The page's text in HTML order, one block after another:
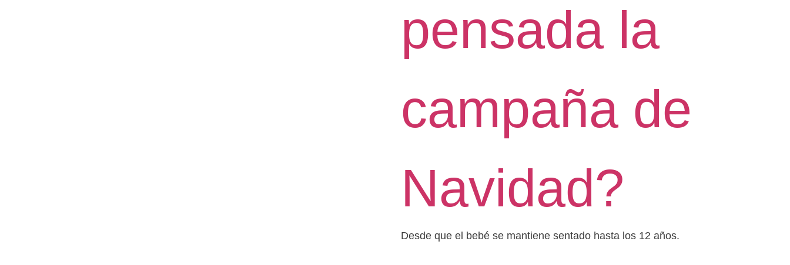
pensada la
campaña de
Navidad?
Desde que el bebé se mantiene sentado hasta los 12 años.